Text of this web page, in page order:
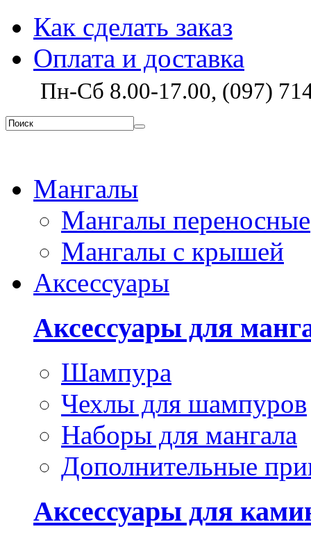
Как сделать заказ
Оплата и доставка
Пн-Сб 8.00-17.00, (097)
Мангалы
Мангалы переносные
Мангалы с крышей
Аксессуары
Аксессуары для
Шампура
Чехлы для шампуров
Наборы для мангала
Дополнительные
Аксессуары для